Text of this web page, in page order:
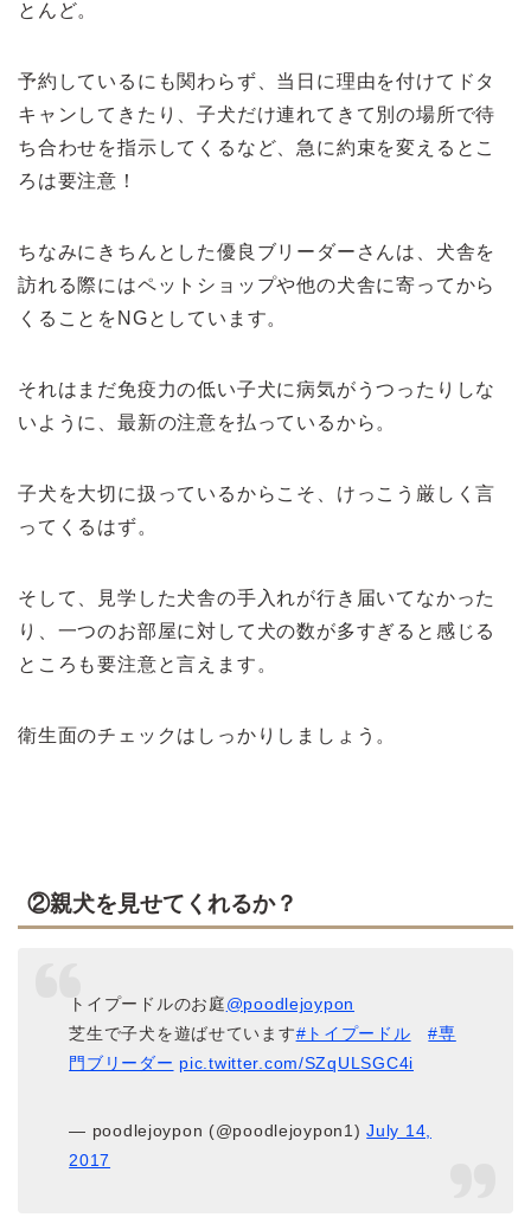
とんど。
予約しているにも関わらず、当日に理由を付けてドタ
キャンしてきたり、子犬だけ連れてきて別の場所で待
ち合わせを指示してくるなど、急に約束を変えるとこ
ろは要注意！
ちなみにきちんとした優良ブリーダーさんは、犬舎を
訪れる際にはペットショップや他の犬舎に寄ってから
くることをNGとしています。
それはまだ免疫力の低い子犬に病気がうつったりしな
いように、最新の注意を払っているから。
子犬を大切に扱っているからこそ、けっこう厳しく言
ってくるはず。
そして、見学した犬舎の手入れが行き届いてなかった
り、一つのお部屋に対して犬の数が多すぎると感じる
ところも要注意と言えます。
衛生面のチェックはしっかりしましょう。
②親犬を見せてくれるか？
トイプードルのお庭@poodlejoypon
芝生で子犬を遊ばせています#トイプードル
#専
門ブリーダー pic.twitter.com/SZqULSGC4i
— poodlejoypon (@poodlejoypon1)July 14,
2017